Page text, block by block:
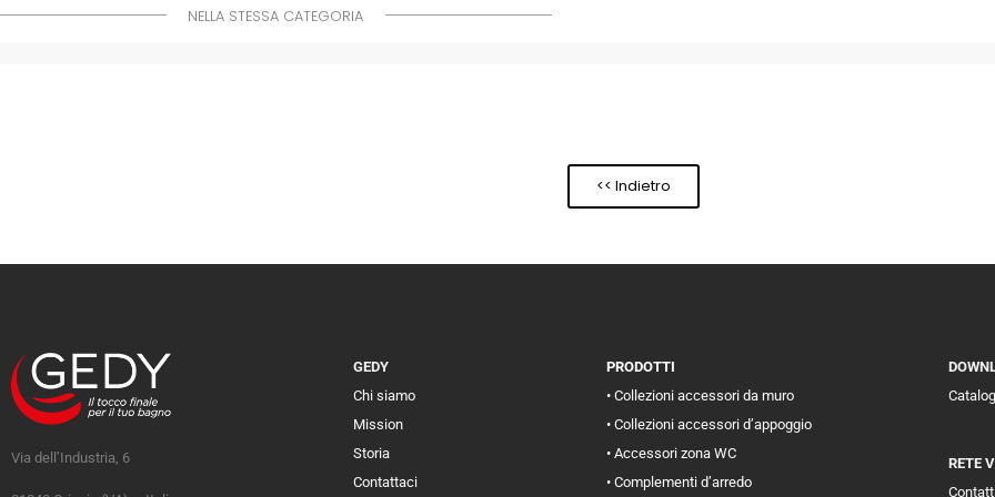
NELLA STESSA CATEGORIA
<< Indietro
Via dell’Industria, 6
GEDY
Chi siamo
Mission
Storia
Contattaci
PRODOTTI
• Collezioni accessori da muro
• Collezioni accessori d’appoggio
• Accessori zona WC
• Complementi d’arredo
RETE